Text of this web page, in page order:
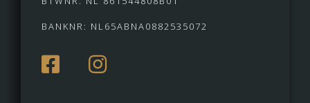
BANKNR: NL65ABNA0882535072